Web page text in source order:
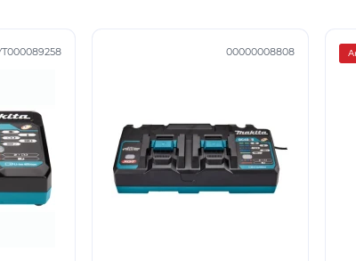
00000008808